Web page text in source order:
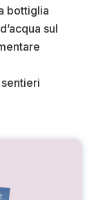
bottiglia
sul